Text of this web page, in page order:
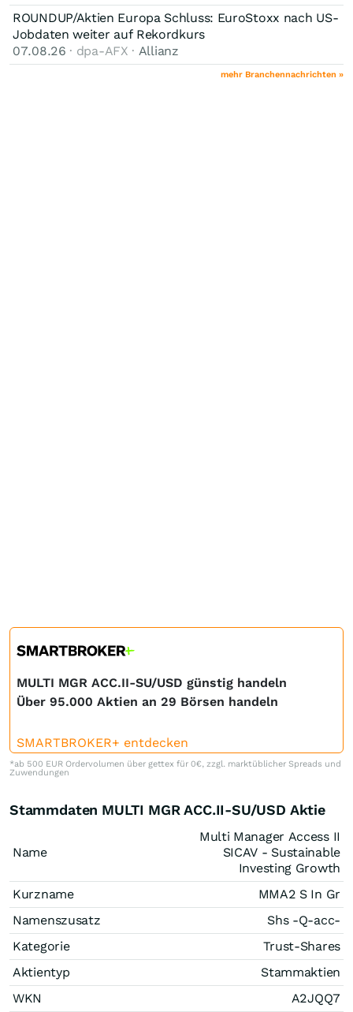
ROUNDUP/Aktien Europa Schluss: EuroStoxx nach US-
Jobdaten weiter auf Rekordkurs
07.08.26 · dpa-AFX · Allianz
mehr Branchennachrichten »
MULTI MGR ACC.II-SU/USD günstig handeln
Über 95.000 Aktien an 29 Börsen handeln
SMARTBROKER+ entdecken
*ab 500 EUR Ordervolumen über gettex für 0€, zzgl. marktüblicher Spreads und
Zuwendungen
Stammdaten MULTI MGR ACC.II-SU/USD Aktie
Name
Multi Manager Access II
SICAV - Sustainable
Investing Growth
Kurzname
MMA2 S In Gr
Namenszusatz
Shs -Q-acc-
Kategorie
Trust-Shares
Aktientyp
Stammaktien
WKN
A2JQQ7